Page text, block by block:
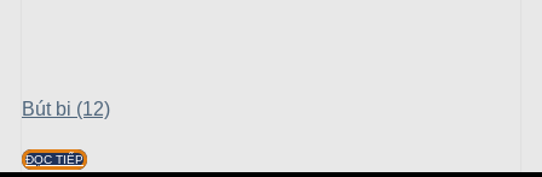
Bút bi (12)
ĐỌC TIẾP